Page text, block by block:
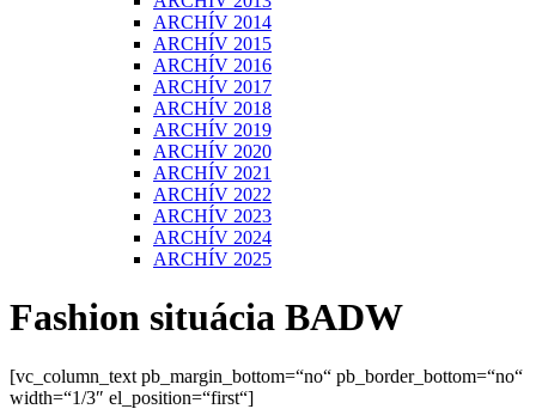
ARCHÍV 2014
ARCHÍV 2015
ARCHÍV 2016
ARCHÍV 2017
ARCHÍV 2018
ARCHÍV 2019
ARCHÍV 2020
ARCHÍV 2021
ARCHÍV 2022
ARCHÍV 2023
ARCHÍV 2024
ARCHÍV 2025
Fashion situácia BADW
[vc_column_text pb_margin_bottom=“no“ pb_border_bottom=“no“
width=“1/3″ el_position=“first“]